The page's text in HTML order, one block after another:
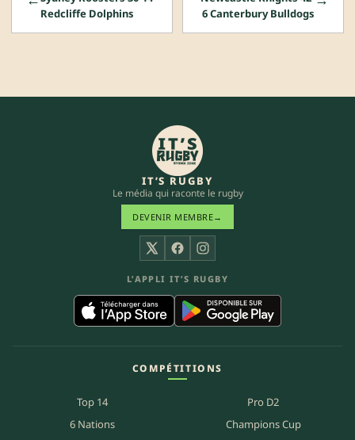
Redcliffe Dolphins
6 Canterbury Bulldogs
IT’S RUGBY
Le média qui raconte le rugby
DEVENIR MEMBRE→
X FacebookInstagram
L’APPLI IT’S RUGBY
COMPÉTITIONS
Top 14
Pro D2
6 Nations
Champions Cup